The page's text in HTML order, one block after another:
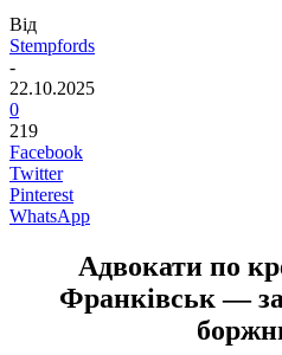
Від
Stempfords
-
22.10.2025
0
219
Facebook
Twitter
Pinterest
WhatsApp
Адвокати по
Франківськ —